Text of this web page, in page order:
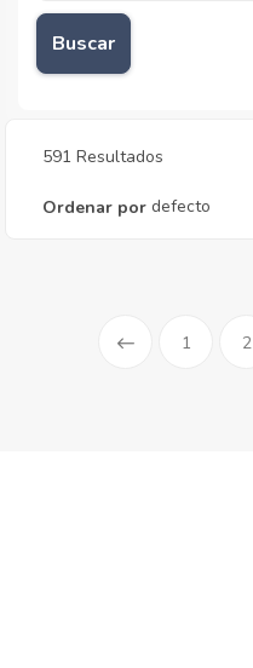
Buscar
Inmobiliarias
591 Resultados
Ordenar por defecto
1 2